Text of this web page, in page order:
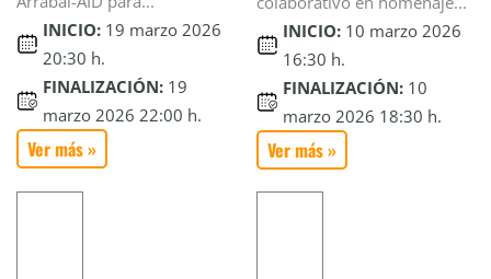
INICIO: 19 marzo 2026
20:30 h.
FINALIZACIÓN: 19
marzo 2026 22:00 h.
Ver más »
INICIO: 10 marzo 2026
16:30 h.
FINALIZACIÓN: 10
marzo 2026 18:30 h.
Ver más »